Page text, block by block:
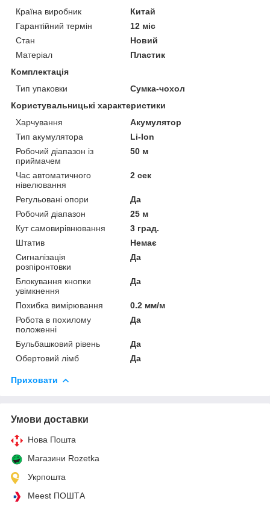
Країна виробник
Китай
Гарантійний термін
12 міс
Стан
Новий
Матеріал
Пластик
Комплектація
Тип упаковки
Сумка-чохол
Користувальницькі характеристики
Харчування
Акумулятор
Тип акумулятора
Li-Ion
Робочий діапазон із
приймачем
50 м
Час автоматичного
нівелювання
2 сек
Регульовані опори
Да
Робочий діапазон
25 м
Кут самовирівнювання
3 град.
Штатив
Немає
Сигналізація
розпіронтовки
Да
Блокування кнопки
увімкнення
Да
Похибка вимірювання
0.2 мм/м
Робота в похилому
положенні
Да
Бульбашковий рівень
Да
Обертовий лімб
Да
Приховати
Умови доставки
Нова Пошта
Магазини Rozetka
Укрпошта
Meest ПОШТА